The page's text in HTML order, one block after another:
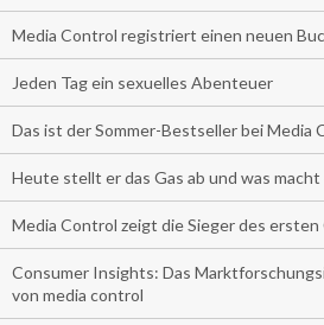
Media Control registriert einen neuen
Jeden Tag ein sexuelles Abenteuer
Das ist der Sommer-Bestseller bei Media
Heute stellt er das Gas ab und was macht
Media Control zeigt die Sieger des
Consumer Insights: Das
von media control